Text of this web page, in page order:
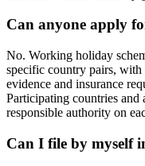
Can anyone apply
No. Working holiday
specific country pairs, with
evidence and insurance
Participating countries and
responsible authority on
Can I file by myself